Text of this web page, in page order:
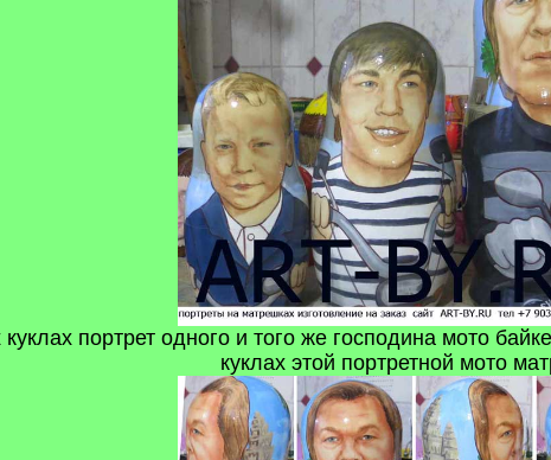
портрет одного и того же господина мото
куклах этой портретной мото